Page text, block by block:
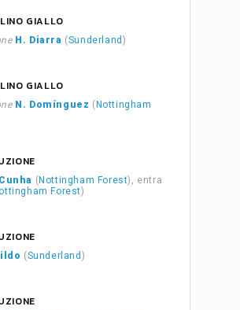
GIALLO
H. Diarra (Sunderland )
GIALLO
N. Domínguez ( Nottingham
( Nottingham Forest), entra
Forest)
(Sunderland )